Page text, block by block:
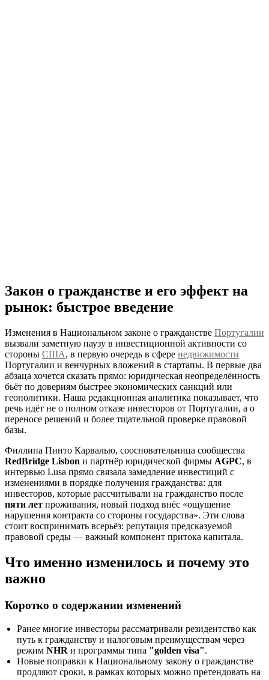
Закон о гражданстве и его эффект на
рынок: быстрое введение
Изменения в Национальном законе о гражданстве Португалии
вызвали заметную паузу в инвестиционной активности со
стороны США, в первую очередь в сфере недвижимости
Португалии и венчурных вложений в стартапы. В первые два
абзаца хочется сказать прямо: юридическая неопределённость
бьёт по довериям быстрее экономических санкций или
геополитики. Наша редакционная аналитика показывает, что
речь идёт не о полном отказе инвесторов от Португалии, а о
переносе решений и более тщательной проверке правовой
базы.
Филлипа Пинто Карвалью, соосновательница сообщества
RedBridge Lisbon и партнёр юридической фирмы AGPC, в
интервью Lusa прямо связала замедление инвестиций с
изменениями в порядке получения гражданства: для
инвесторов, которые рассчитывали на гражданство после
пяти лет проживания, новый подход внёс «ощущение
нарушения контракта со стороны государства». Эти слова
стоит воспринимать всерьёз: репутация предсказуемой
правовой среды — важный компонент притока капитала.
Что именно изменилось и почему это
важно
Коротко о содержании изменений
Ранее многие инвесторы рассматривали резидентство как
путь к гражданству и налоговым преимуществам через
режим NHR и программы типа "golden visa".
Новые поправки к Национальному закону о гражданстве
продляют сроки, в рамках которых можно претендовать на